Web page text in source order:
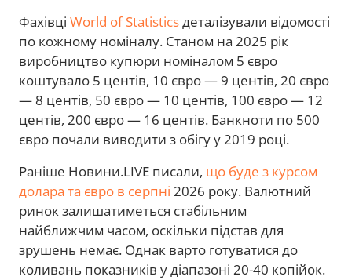
Фахівці World of Statisticsдеталізували відомості
по кожному номіналу. Станом на 2025 рік
виробництво купюри номіналом 5 євро
коштувало 5 центів, 10 євро — 9 центів, 20 євро
— 8 центів, 50 євро — 10 центів, 100 євро — 12
центів, 200 євро — 16 центів. Банкноти по 500
євро почали виводити з обігу у 2019 році.
Раніше Новини.LIVE писали, що буде з курсом
долара та євро в серпні 2026 року. Валютний
ринок залишатиметься стабільним
найближчим часом, оскільки підстав для
зрушень немає. Однак варто готуватися до
коливань показників у діапазоні 20-40 копійок.